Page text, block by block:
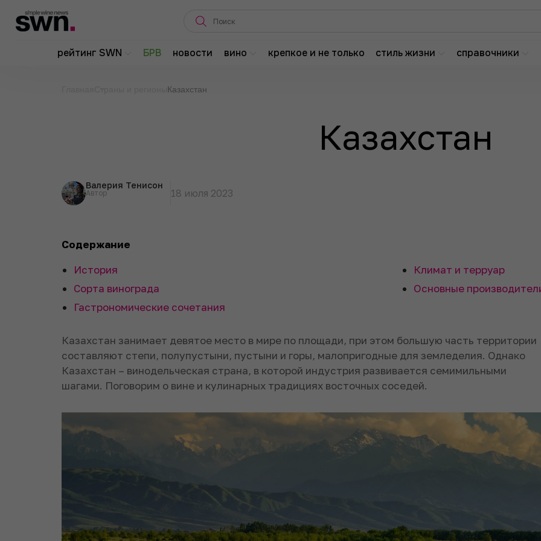
рейтинг SWN БРВ новости вино крепкое и не только стиль жизни справочники
Казахстан
Казахстан
Валерия Тенисон
Автор 18 июля 2023
Содержание
История
Климат и терруар
Сорта винограда
Основные
Гастрономические сочетания
Казахстан занимает девятое место в мире по площади, при этом большую часть территории
составляют степи, полупустыни, пустыни и горы, малопригодные для земледелия. Однако
Казахстан – винодельческая страна, в которой индустрия развивается семимильными
шагами. Поговорим о вине и кулинарных традициях восточных соседей.